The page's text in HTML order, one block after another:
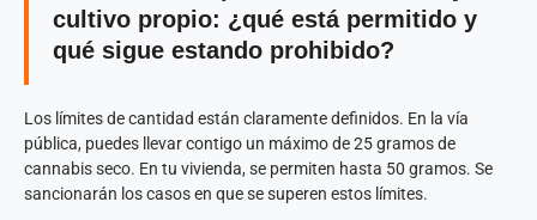
cultivo propio: ¿qué está permitido y
qué sigue estando prohibido?
Los límites de cantidad están claramente definidos. En la vía
pública, puedes llevar contigo un máximo de 25 gramos de
cannabis seco. En tu vivienda, se permiten hasta 50 gramos. Se
sancionarán los casos en que se superen estos límites.